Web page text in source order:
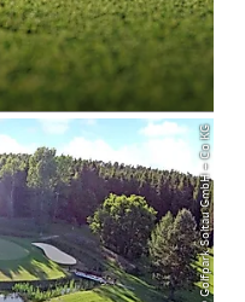
© Golfpark Soltau GmbH + Co KG